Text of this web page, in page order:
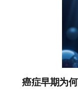
癌症早期为